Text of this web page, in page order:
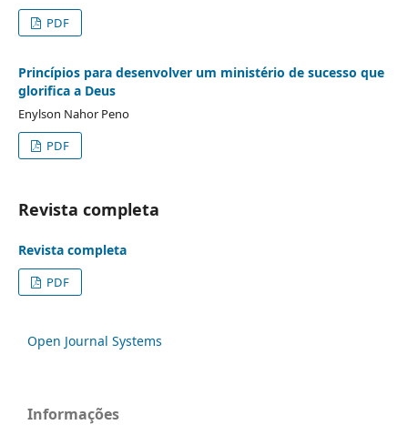
PDF
Princípios para desenvolver um ministério de sucesso que
glorifica a Deus
Enylson Nahor Peno
PDF
Revista completa
Revista completa
PDF
Open Journal Systems
Informações